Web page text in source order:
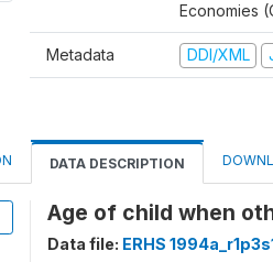
Economies
Metadata DDI/XML
DATA DESCRIPTION
Age of child when
Data file: ERHS